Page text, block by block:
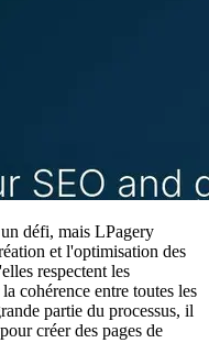
défi, mais LPagery
et l'optimisation des
respectent les
cohérence entre toutes les
partie du processus, il
créer des pages de